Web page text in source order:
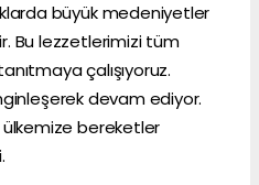
büyük medeniyetler
Bu lezzetlerimizi tüm
çalışıyoruz.
devam ediyor.
ülkemize bereketler